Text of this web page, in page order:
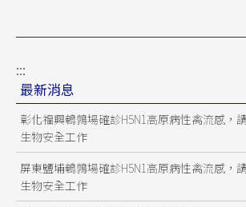
:::
最新消息
彰化福興鵪鶉場確診H5N1高原病性禽流感，
生物安全工作
屏東鹽埔鵪鶉場確診H5N1高原病性禽流感，
生物安全工作